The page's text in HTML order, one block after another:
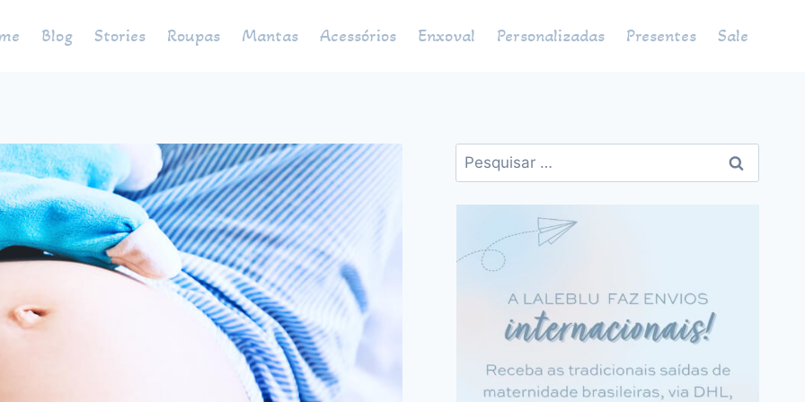
Blog Stories Roupas Mantas Acessórios Enxoval Personalizadas Presentes Sale
Pesquisar
por: